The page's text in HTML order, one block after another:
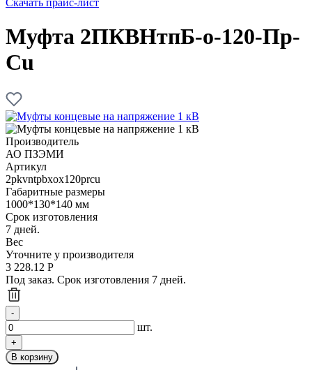
Скачать прайс-лист
Муфта 2ПКВНтпБ-о-120-Пр-
Cu
Производитель
АО ПЗЭМИ
Артикул
2pkvntpbxox120prcu
Габаритные размеры
1000*130*140 мм
Срок изготовления
7 дней.
Вес
Уточните у производителя
3 228.12 Р
Под заказ. Срок изготовления 7 дней.
шт.